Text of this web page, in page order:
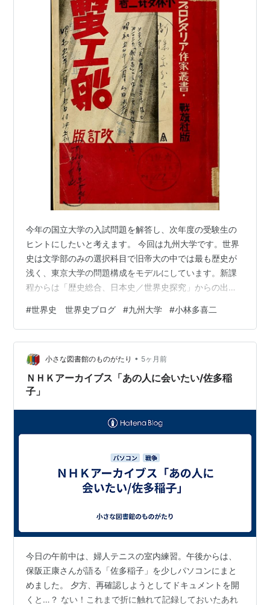
今年の国立大学の入試問題を解答し、次年度の受験生の
ヒントにしたいと考えます。 今回は九州大学です。世界
史は文学部のみの選択科目で旧帝大の中では最も歴史が
浅く、東京大学の問題構成をモデルにしています。新課
程からは「歴史総合、日本史／世界史探究」からの出題
作権はぶんぶんにあります。 そのうちこのサイトに問題
がアップされるはず。二次利用申請をしています。
www.kyushu-u.ac.jp ＊解答例作成の方針 受験生と同じ
く何も見ないで解答する。ただし途中でお茶を飲んだり
トイレに行ったりはする（ルール違反） 解答を作った
ら、受験生がアクセスできる…
#世界史 世界史ブログ #九州大学 #小林多喜二
小さな図書館のものがたり • 5ヶ月前
ＮＨＫアーカイブス「あの人に会いたい/佐多稲
子」
今日の午前中は、婦人テニスの室内練習。午後からは、
保阪正康さんが語る「佐多稲子」を少しパソコンにまと
めました。 夕方、再確認しようとしてドキュメントを開
くと…？ ない！これまで折に触れて記録しておいたあれ